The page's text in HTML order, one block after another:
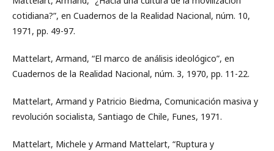
cotidiana?”, en Cuadernos de la Realidad Nacional, núm. 10,
1971, pp. 49-97.
Mattelart, Armand, “El marco de análisis ideológico”, en
Cuadernos de la Realidad Nacional, núm. 3, 1970, pp. 11-22.
Mattelart, Armand y Patricio Biedma, Comunicación masiva y
revolución socialista, Santiago de Chile, Funes, 1971.
Mattelart, Michele y Armand Mattelart, “Ruptura y